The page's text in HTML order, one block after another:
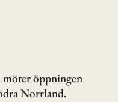
möter öppningen
Norrland.